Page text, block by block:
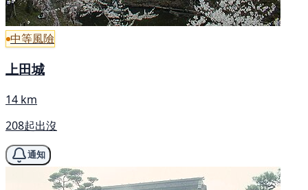
中等風險
上田城
14 km
208起出沒
通知